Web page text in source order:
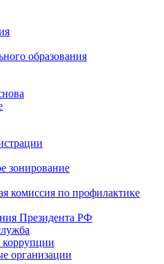
образования
зонирование
комиссия по профилактике
Президента РФ
коррупции
организации